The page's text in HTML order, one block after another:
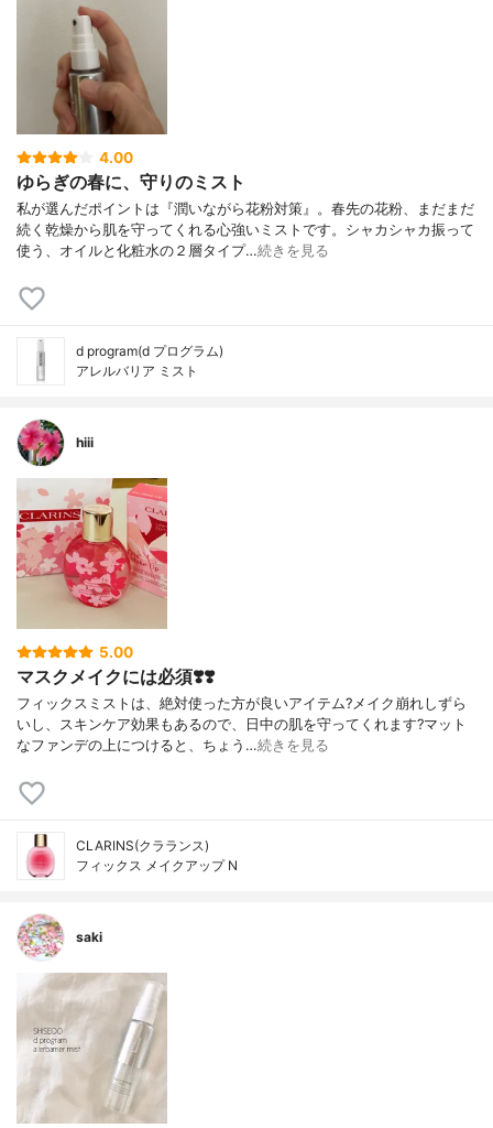
4.00
ゆらぎの春に、守りのミスト
私が選んだポイントは『潤いながら花粉対策』。春先の花粉、まだまだ
続く乾燥から肌を守ってくれる心強いミストです。シャカシャカ振って
使う、オイルと化粧水の２層タイプ…続きを見る
d program(d プログラム)
アレルバリア ミスト
hiii
5.00
マスクメイクには必須❣️❣️
フィックスミストは、絶対使った方が良いアイテム?メイク崩れしずら
いし、スキンケア効果もあるので、日中の肌を守ってくれます?マット
なファンデの上につけると、ちょう…続きを見る
CLARINS(クラランス)
フィックス メイクアップ N
saki